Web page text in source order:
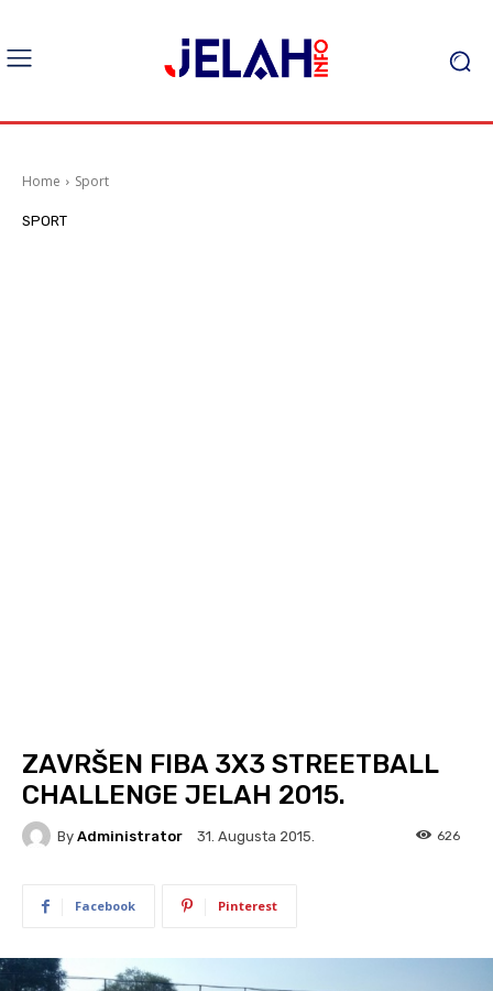
Home Sport
SPORT
ZAVRŠEN FIBA 3X3 STREETBALL
CHALLENGE JELAH 2015.
By Administrator 31. Augusta 2015. 626
Facebook Pinterest